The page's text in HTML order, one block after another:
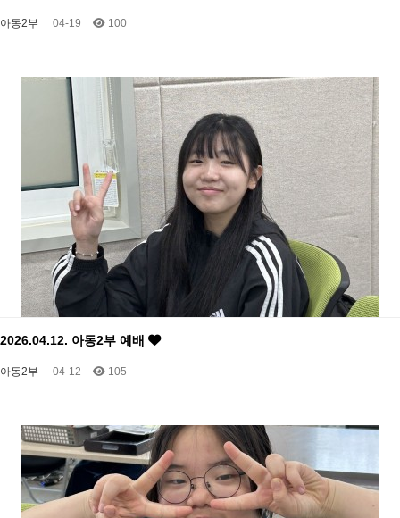
아동2부 04-19 100
2026.04.12. 아동2부 예배
아동2부 04-12 105